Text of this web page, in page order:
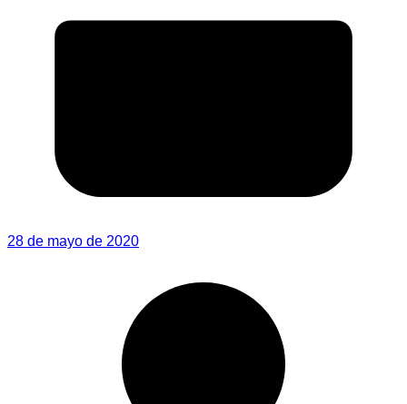
28 de mayo de 2020